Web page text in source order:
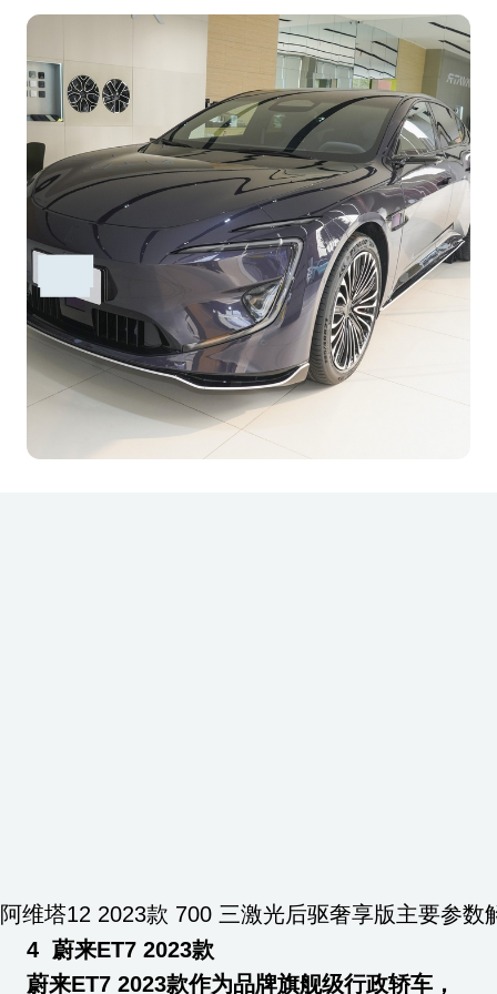
阿维塔12 2023款 700 三激光后驱奢享版主要参数
4 蔚来ET7 2023款
蔚来ET7 2023款作为品牌旗舰级行政轿车，